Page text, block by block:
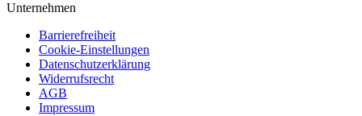
Unternehmen
Barrierefreiheit
Cookie-Einstellungen
Datenschutzerklärung
Widerrufsrecht
AGB
Impressum